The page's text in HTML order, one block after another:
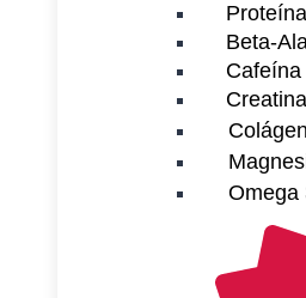
Beta-
Cafeína
Creatina
Omega